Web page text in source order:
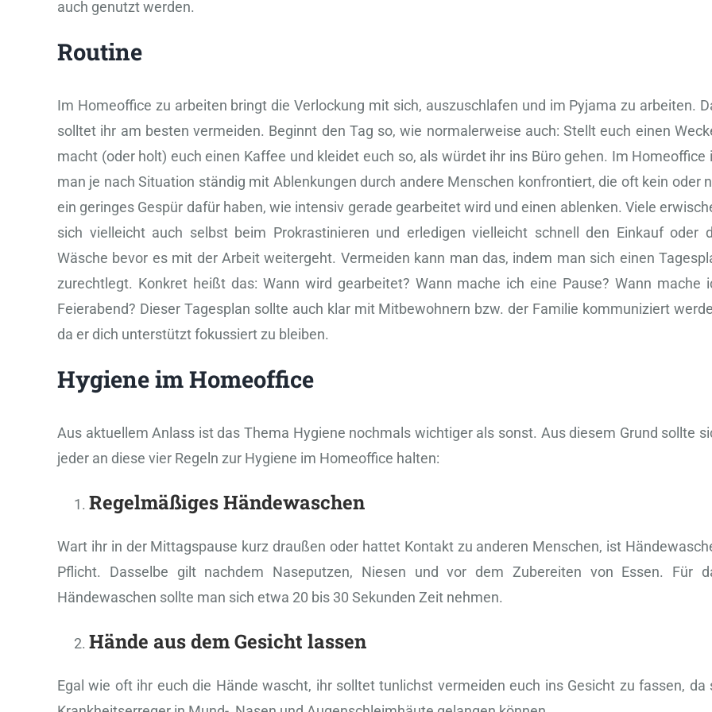
auch genutzt werden.
Routine
Im Homeoffice zu arbeiten bringt die Verlockung mit sich, auszuschlafen und im Pyjama zu arbeiten.
solltet ihr am besten vermeiden. Beginnt den Tag so, wie normalerweise auch: Stellt euch einen
macht (oder holt) euch einen Kaffee und kleidet euch so, als würdet ihr ins Büro gehen. Im Homeoffice
man je nach Situation ständig mit Ablenkungen durch andere Menschen konfrontiert, die oft kein oder
ein geringes Gespür dafür haben, wie intensiv gerade gearbeitet wird und einen ablenken. Viele
sich vielleicht auch selbst beim Prokrastinieren und erledigen vielleicht schnell den Einkauf oder
Wäsche bevor es mit der Arbeit weitergeht. Vermeiden kann man das, indem man sich einen
zurechtlegt. Konkret heißt das: Wann wird gearbeitet? Wann mache ich eine Pause? Wann mache
Feierabend? Dieser Tagesplan sollte auch klar mit Mitbewohnern bzw. der Familie kommuniziert
da er dich unterstützt fokussiert zu bleiben.
Hygiene im Homeoffice
Aus aktuellem Anlass ist das Thema Hygiene nochmals wichtiger als sonst. Aus diesem Grund sollte
jeder an diese vier Regeln zur Hygiene im Homeoffice halten:
Regelmäßiges Händewaschen
Wart ihr in der Mittagspause kurz draußen oder hattet Kontakt zu anderen Menschen, ist
Pflicht. Dasselbe gilt nachdem Naseputzen, Niesen und vor dem Zubereiten von Essen. Für
Händewaschen sollte man sich etwa 20 bis 30 Sekunden Zeit nehmen.
Hände aus dem Gesicht lassen
Egal wie oft ihr euch die Hände wascht, ihr solltet tunlichst vermeiden euch ins Gesicht zu fassen, da